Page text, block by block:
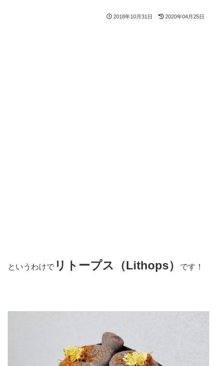
2018年10月31日 2020年04月25日
というわけで リトープス（Lithops） です！